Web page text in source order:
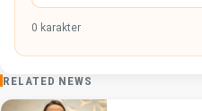
0 karakter
RELATED NEWS